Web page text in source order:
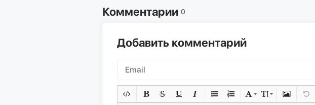
Комментарии 0
Добавить комментарий